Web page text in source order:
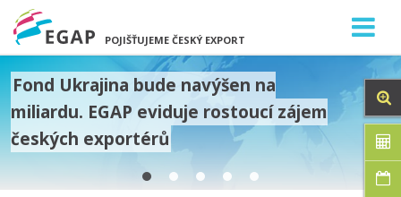
POJIŠŤUJEME ČESKÝ EXPORT
Fond Ukrajina bude navýšen na
miliardu. EGAP eviduje rostoucí zájem
českých exportérů